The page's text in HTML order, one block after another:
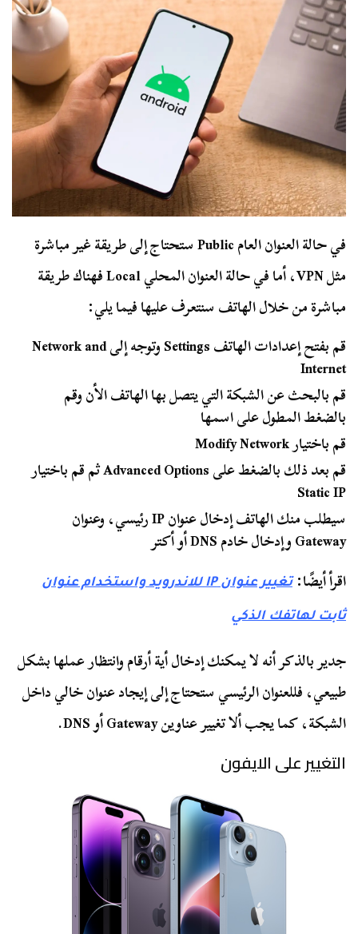
في حالة العنوان العام Public ستحتاج إلى طريقة غير مباشرة
مثل VPN، أما في حالة العنوان المحلي Local فهناك طريقة
مباشرة من خلال الهاتف سنتعرف عليها فيما يلي:
قم بفتح إعدادات الهاتف Settings وتوجه إلى Network and
Internet
قم بالبحث عن الشبكة التي يتصل بها الهاتف الأن وقم
بالضغط المطول على اسمها
قم باختيار Modify Network
قم بعد ذلك بالضغط على Advanced Options ثم قم باختيار
Static IP
سيطلب منك الهاتف إدخال عنوان IP رئيسي، وعنوان
Gateway وإدخال خادم DNS أو أكتر
اقرأ أيضًا:
تغيير عنوان IP للاندرويد واستخدام عنوان
ثابت لهاتفك الذكي
جدير بالذكر أنه لا يمكنك إدخال أية أرقام وانتظار عملها بشكل
طبيعي، فللعنوان الرئيسي ستحتاج إلى إيجاد عنوان خالي داخل
الشبكة، كما يجب ألا تغيير عناوين Gateway أو DNS.
التغيير على الايفون